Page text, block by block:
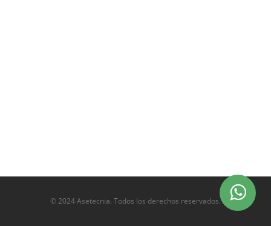
© 2024 Asetecnia. Todos los derechos reservados.